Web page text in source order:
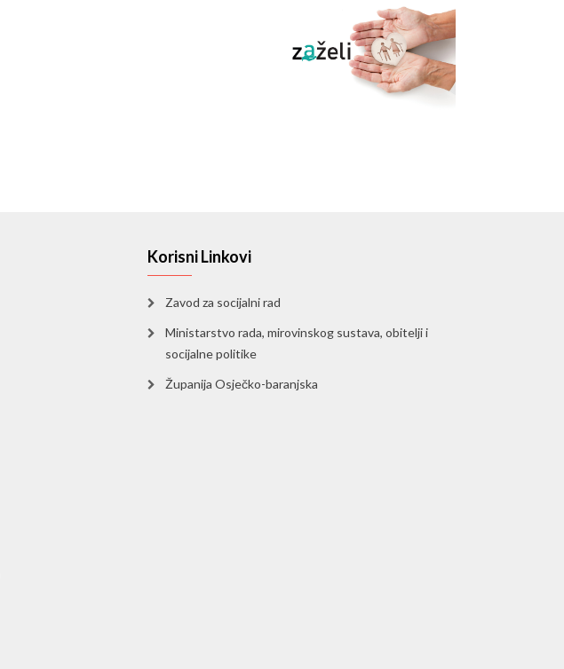
Korisni Linkovi
Zavod za socijalni rad
Ministarstvo rada, mirovinskog sustava, obitelji i
socijalne politike
Županija Osječko-baranjska